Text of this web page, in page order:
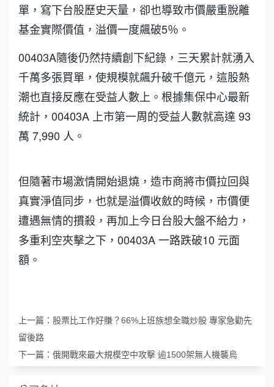
單，寫下台股歷史天量，卻也導致市價嚴重脫離
基金實際價值，溢價一度飆破5％。
00403A隨後仍然持續創下紀錄，三天累計就湧入
千萬多張買單，使規模就飆升破千億元，這股熱
潮也直接反應在受益人數上。根據集保中心最新
統計，00403A 上市第一周的受益人數就高達 93
萬 7,990 人。
但隨著市場激情開始退燒，造市商將市價拉回與
真實淨值同步，也就是溢價收斂的時候，市價便
遭遇無情的摜殺，再加上今日台股大盤不給力，
多重利空夾擊之下，00403A 一路跌破10 元面
額。
上一篇： 股票比工作好賺？66%上班族想全職炒股 專家急勸先
留後路
下一篇： 俄開戰來最大規模空中攻擊 逾1500架無人機襲烏